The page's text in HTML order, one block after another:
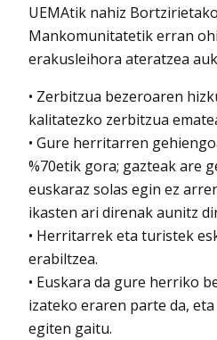
UEMAtik nahiz
Mankomunitatetik erran
erakusleihora ateratzea
• Zerbitzua bezeroaren
kalitatezko zerbitzua
• Gure herritarren
%70etik gora; gazteak are
euskaraz solas egin ez
ikasten ari direnak aunitz
• Herritarrek eta turistek
erabiltzea.
• Euskara da gure herriko
izateko eraren parte da,
egiten gaitu.